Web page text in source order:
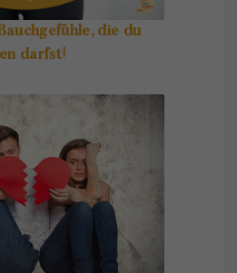
die du
darfst!